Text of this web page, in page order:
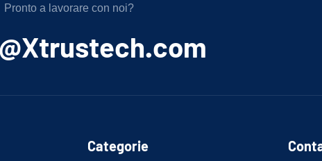
Pronto a lavorare con noi?
Categorie